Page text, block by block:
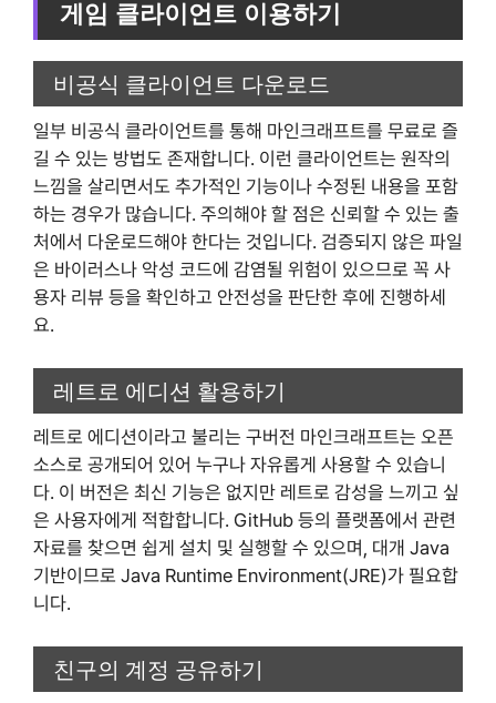
게임 클라이언트 이용하기
비공식 클라이언트 다운로드
일부 비공식 클라이언트를 통해 마인크래프트를 무료로 즐
길 수 있는 방법도 존재합니다. 이런 클라이언트는 원작의
느낌을 살리면서도 추가적인 기능이나 수정된 내용을 포함
하는 경우가 많습니다. 주의해야 할 점은 신뢰할 수 있는 출
처에서 다운로드해야 한다는 것입니다. 검증되지 않은 파일
은 바이러스나 악성 코드에 감염될 위험이 있으므로 꼭 사
용자 리뷰 등을 확인하고 안전성을 판단한 후에 진행하세
요.
레트로 에디션 활용하기
레트로 에디션이라고 불리는 구버전 마인크래프트는 오픈
소스로 공개되어 있어 누구나 자유롭게 사용할 수 있습니
다. 이 버전은 최신 기능은 없지만 레트로 감성을 느끼고 싶
은 사용자에게 적합합니다. GitHub 등의 플랫폼에서 관련
자료를 찾으면 쉽게 설치 및 실행할 수 있으며, 대개 Java
기반이므로 Java Runtime Environment(JRE)가 필요합
니다.
친구의 계정 공유하기